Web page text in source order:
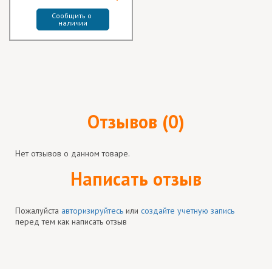
Сообщить о
наличии
Отзывов (0)
Нет отзывов о данном товаре.
Написать отзыв
Пожалуйста авторизируйтесь или создайте учетную запись
перед тем как написать отзыв